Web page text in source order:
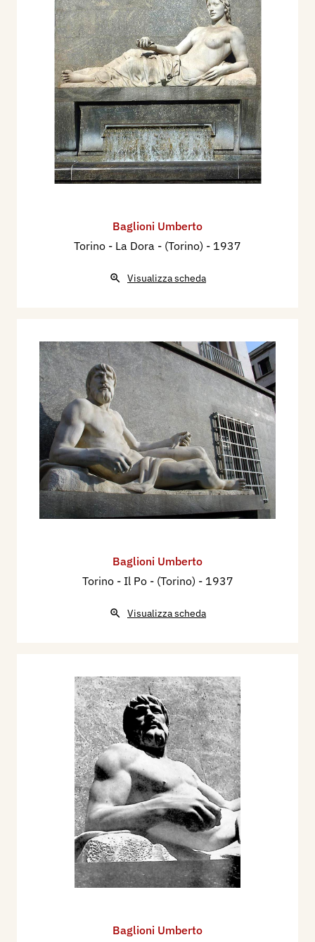
Baglioni Umberto
Torino - La Dora - (Torino) - 1937
Visualizza scheda
Baglioni Umberto
Torino - Il Po - (Torino) - 1937
Visualizza scheda
Baglioni Umberto